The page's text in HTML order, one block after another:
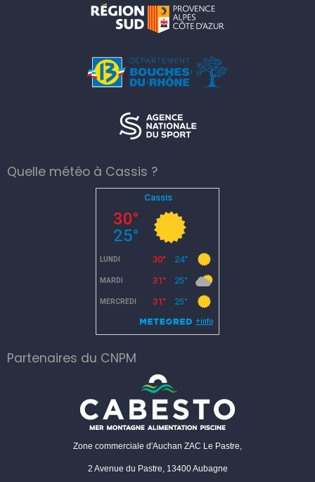
Quelle météo à Cassis ?
Partenaires du CNPM
Zone commerciale d'Auchan ZAC Le Pastre,
2 Avenue du Pastre, 13400 Aubagne